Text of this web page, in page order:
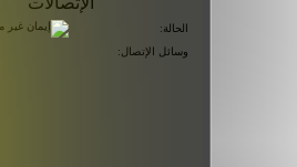
الحالة:
وسائل الإتصال: